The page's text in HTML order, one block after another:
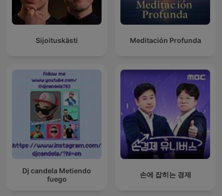
Sijoituskästi Meditación Profunda
Dj candela Metiendo
fuego
손에 잡히는 경제